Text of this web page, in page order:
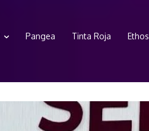
Pangea Tinta Roja Ethos